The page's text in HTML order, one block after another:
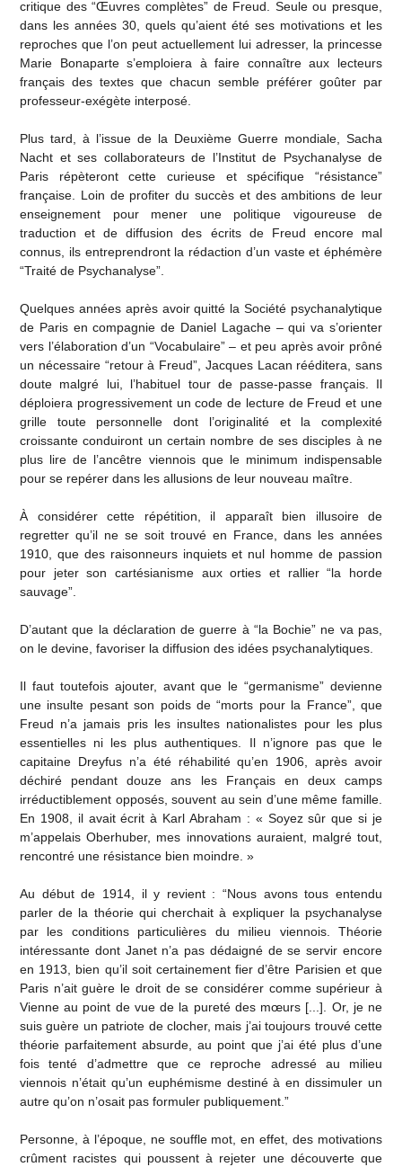
critique des “Œuvres complètes” de Freud. Seule ou presque,
dans les années 30, quels qu’aient été ses motivations et les
reproches que l’on peut actuellement lui adresser, la princesse
Marie Bonaparte s’emploiera à faire connaître aux lecteurs
français des textes que chacun semble préférer goûter par
professeur-exégète interposé.
Plus tard, à l’issue de la Deuxième Guerre mondiale, Sacha
Nacht et ses collaborateurs de l’Institut de Psychanalyse de
Paris répèteront cette curieuse et spécifique “résistance”
française. Loin de profiter du succès et des ambitions de leur
enseignement pour mener une politique vigoureuse de
traduction et de diffusion des écrits de Freud encore mal
connus, ils entreprendront la rédaction d’un vaste et éphémère
“Traité de Psychanalyse”.
Quelques années après avoir quitté la Société psychanalytique
de Paris en compagnie de Daniel Lagache – qui va s’orienter
vers l’élaboration d’un “Vocabulaire” – et peu après avoir prôné
un nécessaire “retour à Freud”, Jacques Lacan rééditera, sans
doute malgré lui, l’habituel tour de passe-passe français. Il
déploiera progressivement un code de lecture de Freud et une
grille toute personnelle dont l’originalité et la complexité
croissante conduiront un certain nombre de ses disciples à ne
plus lire de l’ancêtre viennois que le minimum indispensable
pour se repérer dans les allusions de leur nouveau maître.
À considérer cette répétition, il apparaît bien illusoire de
regretter qu’il ne se soit trouvé en France, dans les années
1910, que des raisonneurs inquiets et nul homme de passion
pour jeter son cartésianisme aux orties et rallier “la horde
sauvage”.
D’autant que la déclaration de guerre à “la Bochie” ne va pas,
on le devine, favoriser la diffusion des idées psychanalytiques.
Il faut toutefois ajouter, avant que le “germanisme” devienne
une insulte pesant son poids de “morts pour la France”, que
Freud n’a jamais pris les insultes nationalistes pour les plus
essentielles ni les plus authentiques. Il n’ignore pas que le
capitaine Dreyfus n’a été réhabilité qu’en 1906, après avoir
déchiré pendant douze ans les Français en deux camps
irréductiblement opposés, souvent au sein d’une même famille.
En 1908, il avait écrit à Karl Abraham : « Soyez sûr que si je
m’appelais Oberhuber, mes innovations auraient, malgré tout,
rencontré une résistance bien moindre. »
Au début de 1914, il y revient : “Nous avons tous entendu
parler de la théorie qui cherchait à expliquer la psychanalyse
par les conditions particulières du milieu viennois. Théorie
intéressante dont Janet n’a pas dédaigné de se servir encore
en 1913, bien qu’il soit certainement fier d’être Parisien et que
Paris n’ait guère le droit de se considérer comme supérieur à
Vienne au point de vue de la pureté des mœurs [...]. Or, je ne
suis guère un patriote de clocher, mais j’ai toujours trouvé cette
théorie parfaitement absurde, au point que j’ai été plus d’une
fois tenté d’admettre que ce reproche adressé au milieu
viennois n’était qu’un euphémisme destiné à en dissimuler un
autre qu’on n’osait pas formuler publiquement.”
Personne, à l’époque, ne souffle mot, en effet, des motivations
crûment racistes qui poussent à rejeter une découverte que